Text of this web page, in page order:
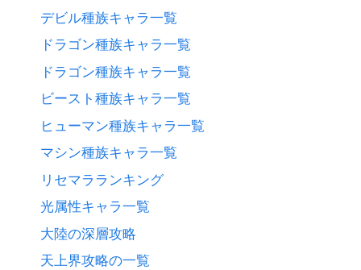
デビル種族キャラ一覧
ドラゴン種族キャラ一覧
ドラゴン種族キャラ一覧
ビースト種族キャラ一覧
ヒューマン種族キャラ一覧
マシン種族キャラ一覧
リセマラランキング
光属性キャラ一覧
大陸の深層攻略
天上界攻略の一覧